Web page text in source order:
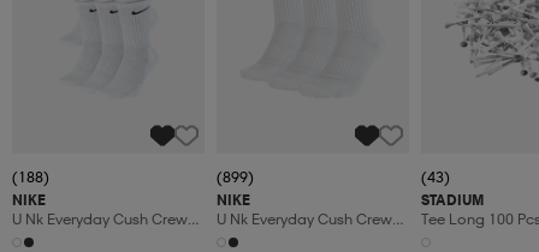
(188)
NIKE
U Nk Everyday Cush Crew
6pr-Bd
(899)
NIKE
U Nk Everyday Cush Crew
3pr
(43)
STADIUM
Tee Long 100